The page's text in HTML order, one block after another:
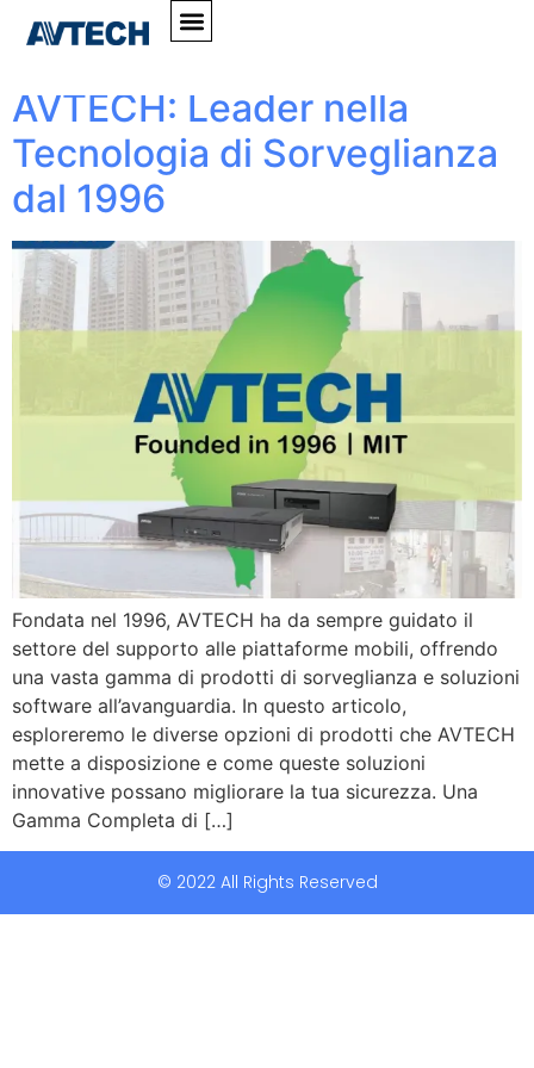
Tag:@Mondialtec
AVTECH: Leader nella
Tecnologia di Sorveglianza
dal 1996
Fondata nel 1996, AVTECH ha da sempre guidato il
settore del supporto alle piattaforme mobili, offrendo
una vasta gamma di prodotti di sorveglianza e soluzioni
software all’avanguardia. In questo articolo,
esploreremo le diverse opzioni di prodotti che AVTECH
mette a disposizione e come queste soluzioni
innovative possano migliorare la tua sicurezza. Una
Gamma Completa di […]
© 2022 All Rights Reserved